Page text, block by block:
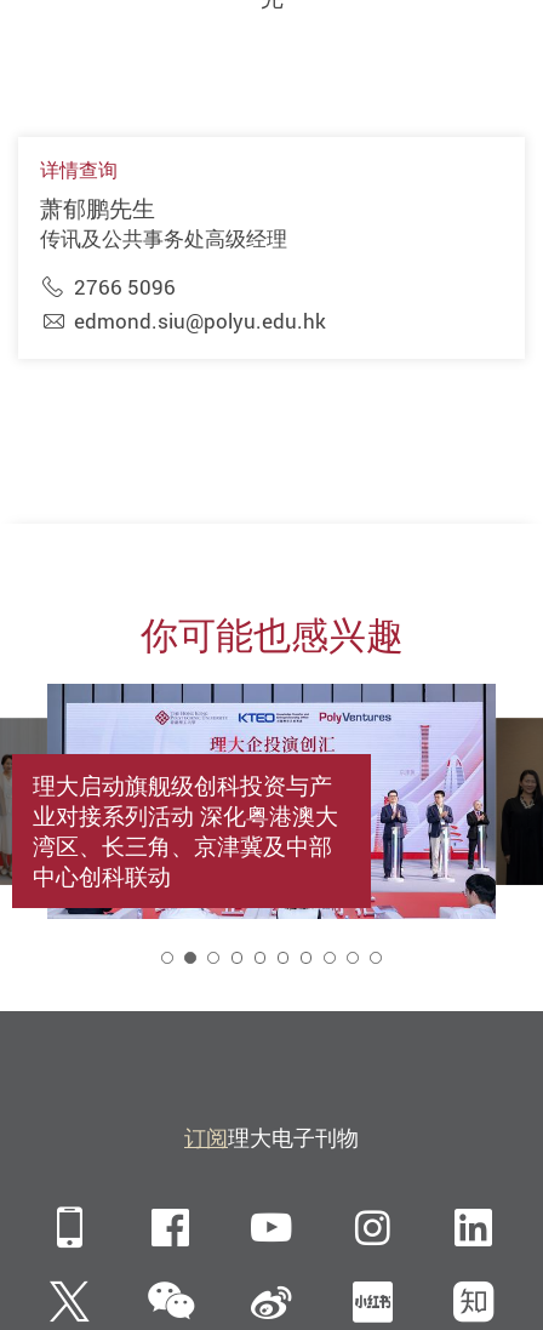
详情查询
萧郁鹏先生
传讯及公共事务处高级经理
2766 5096
edmond.siu@polyu.edu.hk
你可能也感兴趣
理大启动旗舰级创科投资与产
业对接系列活动 深化粤港澳大
湾区、长三角、京津冀及中部
中心创科联动
订阅理大电子刊物
Mobile FacebookYouTube
Twitter微信 新浪微博小红书知